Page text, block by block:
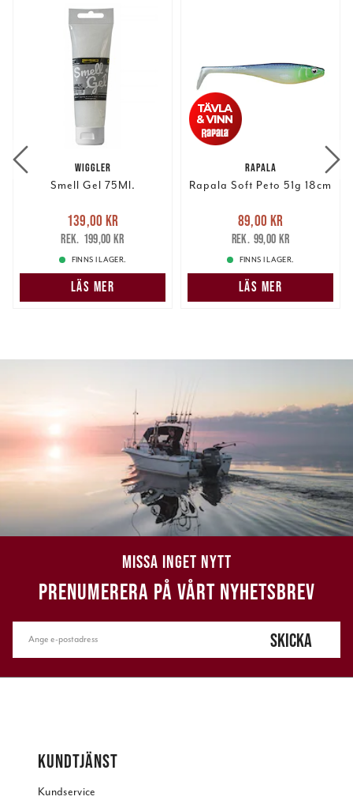
WIGGLER
Smell Gel 75Ml.
Nuvarande pris
139,00 krTidigare pris
199,00 kr
139,00 kr
199,00 kr
FINNS I LAGER.
LÄS MER
RAPALA
Rapala Soft Peto 51g 18cm
Nuvarande pris
89,00 krTidigare pris
99,00 kr
89,00 kr
99,00 kr
FINNS I LAGER.
LÄS MER
MISSA INGET NYTT
PRENUMERERA PÅ VÅRT NYHETSBREV
SKICKA
KUNDTJÄNST
Kundservice